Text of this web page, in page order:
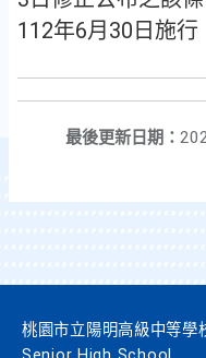
112年6月30日施行
最後更新日期：
桃園市立陽明高級中等